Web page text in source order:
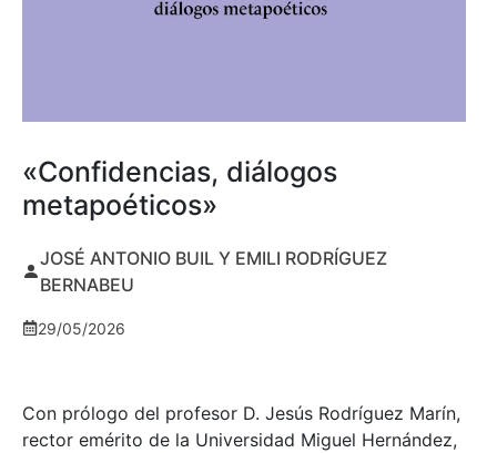
«Confidencias, diálogos
metapoéticos»
JOSÉ ANTONIO BUIL Y EMILI RODRÍGUEZ
BERNABEU
29/05/2026
Con prólogo del profesor D. Jesús Rodríguez Marín,
rector emérito de la Universidad Miguel Hernández,